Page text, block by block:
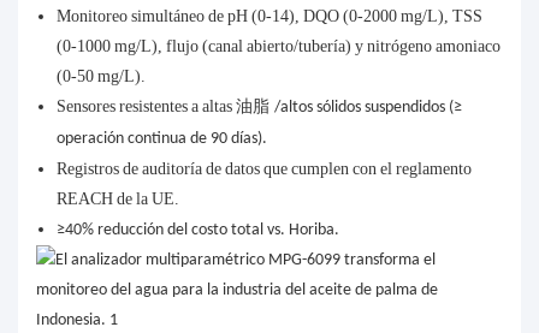
Monitoreo simultáneo de pH (0-14), DQO (0-2000 mg/L), TSS
(0-1000 mg/L), flujo (canal abierto/tubería) y nitrógeno amoniaco
(0-50 mg/L).
Sensores resistentes a altas 油脂 /altos sólidos suspendidos (≥
operación continua de 90 días).
Registros de auditoría de datos que cumplen con el reglamento
REACH de la UE.
≥40% reducción del costo total vs. Horiba.